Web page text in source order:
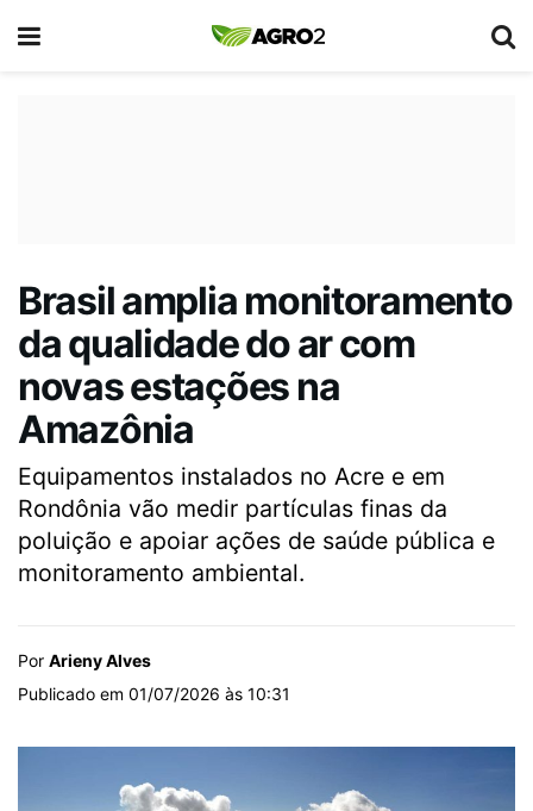
Brasil amplia monitoramento
da qualidade do ar com
novas estações na
Amazônia
Equipamentos instalados no Acre e em
Rondônia vão medir partículas finas da
poluição e apoiar ações de saúde pública e
monitoramento ambiental.
Por Arieny Alves
Publicado em 01/07/2026 às 10:31